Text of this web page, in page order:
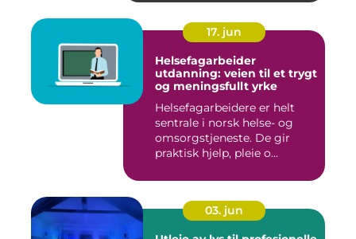
17. jun
Helsefagarbeider
utdanning: veien til et trygt
og meningsfullt yrke
Helsefagarbeidere er helt
sentrale i norsk helse- og
omsorgstjeneste. De gir
praktisk hjelp, pleie o...
03. jun